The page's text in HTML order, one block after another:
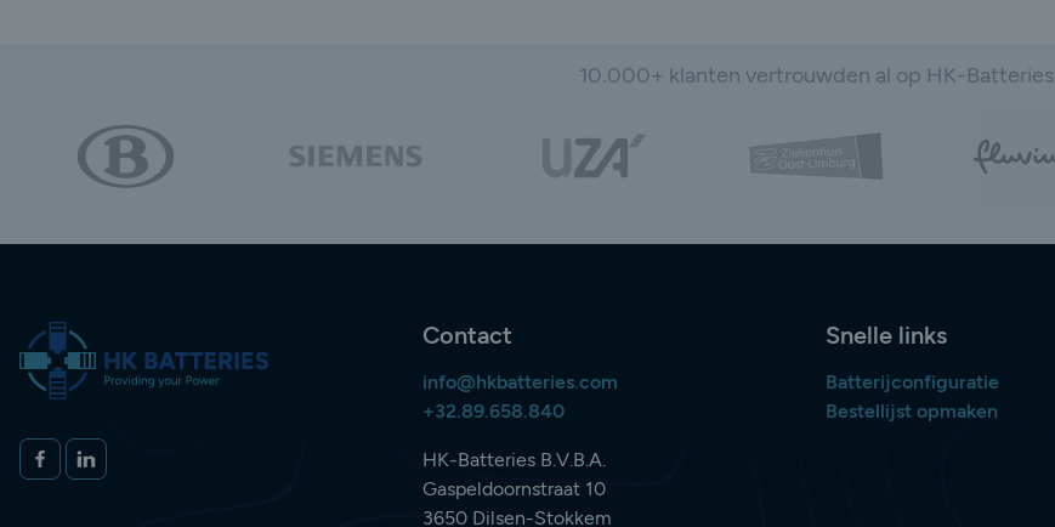
10.000+ klanten vertrouwden al op HK-Batteries
Volg ons op
FACEBOOKLINKEDIN
Contact
info@hkbatteries.com
+32.89.658.840
HK-Batteries B.V.B.A.
Gaspeldoornstraat 10
3650 Dilsen-Stokkem
Snelle links
Batterijconfiguratie
Bestellijst opmaken